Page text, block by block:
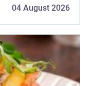
04 August 2026